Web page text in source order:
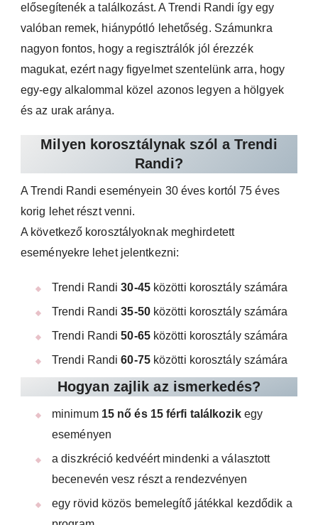
elősegítenék a találkozást. A Trendi Randi így egy
valóban remek, hiánypótló lehetőség. Számunkra
nagyon fontos, hogy a regisztrálók jól érezzék
magukat, ezért nagy figyelmet szentelünk arra, hogy
egy-egy alkalommal közel azonos legyen a hölgyek
és az urak aránya.
Milyen korosztálynak szól a Trendi
Randi?
A Trendi Randi eseményein 30 éves kortól 75 éves
korig lehet részt venni.
A következő korosztályoknak meghirdetett
eseményekre lehet jelentkezni:
Trendi Randi30-45 közötti korosztály számára
Trendi Randi35-50közötti korosztály számára
Trendi Randi50-65 közötti korosztály számára
Trendi Randi60-75közötti korosztály számára
Hogyan zajlik az ismerkedés?
minimum 15 nő és 15 férfi találkozikegy
eseményen
a diszkréció kedvéért mindenki a választott
becenevén vesz részt a rendezvényen
egy rövid közös bemelegítő játékkal kezdődik a